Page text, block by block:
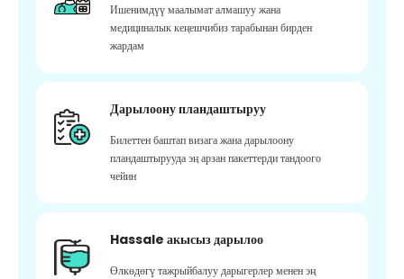
Ишенимдүү маалымат алмашуу жана
медициналык кеңешчибиз тарабынан бирден
жардам
Дарылоону пландаштыруу
Билеттен баштап визага жана дарылоону
пландаштырууда эң арзан пакеттерди тандоого
чейин
Hassale акысыз дарылоо
Өлкөдөгү тажрыйбалуу дарыгерлер менен эң